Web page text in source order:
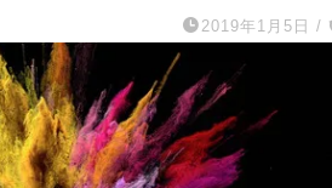
2019年1月5日 /